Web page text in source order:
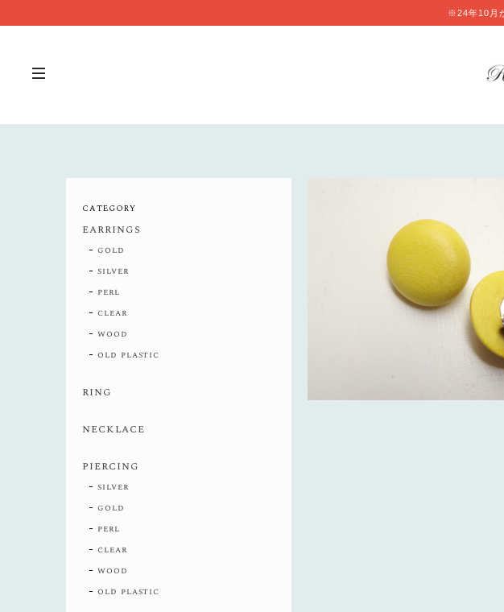
※24年10月
CATEGORY
earrings
gold
silver
perl
clear
wood
old plastic
ring
necklace
piercing
silver
gold
perl
clear
wood
old plastic